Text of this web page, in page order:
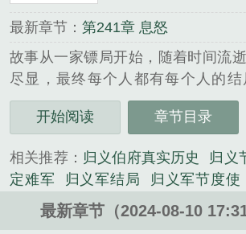
最新章节： 第241章 息怒
故事从一家镖局开始，随着时间流
尽显，最终每个人都有每个人的结
造，是天意？...
《归义》是一个橘子99精心创作的重
开始阅读 章节目录
相关推荐： 归义伯府真实历史 归义
定难军
归义军结局 归义军节度使
是什么意思 归义军历史 归义县
归义伯 归义镇邮政编码 归义有什
最新章节（2024-08-10